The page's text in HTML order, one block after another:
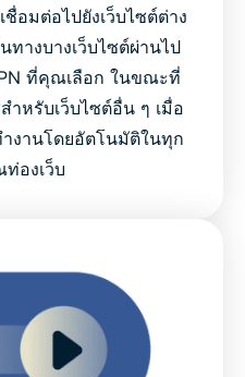
อมต่อไปยังเว็บไซต์ต่าง
างบางเว็บไซต์ผ่านไป
ที่คุณเลือก ในขณะที่
หรับเว็บไซต์อื่น ๆ เมื่อ
งานโดยอัตโนมัติในทุก
องเว็บ